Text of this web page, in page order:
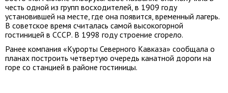
честь одной из групп восходителей, в 1909 году
установившей на месте, где она появится, временный лагерь.
В советское время считалась самой высокогорной
гостиницей в СССР. В 1998 году строение сгорело.
Ранее компания «Курорты Северного Кавказа» сообщала о
планах построить четвертую очередь канатной дороги на
горе со станцией в районе гостиницы.